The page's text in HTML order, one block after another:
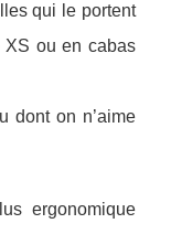
qui le portent
XS ou en cabas
dont on n’aime
ergonomique